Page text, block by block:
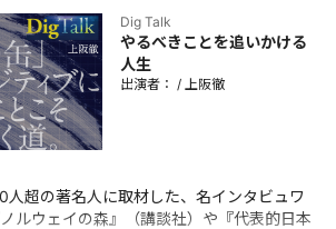
Dig Talk
やるべきことを追いかける
人生
出演者： / 上阪徹
超の著名人に取材した、名インタビュワ
ルウェイの森』（講談社）や『代表的日本